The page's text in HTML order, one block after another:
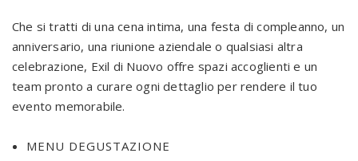
Che si tratti di una cena intima, una festa di compleanno, un
anniversario, una riunione aziendale o qualsiasi altra
celebrazione, Exil di Nuovo offre spazi accoglienti e un
team pronto a curare ogni dettaglio per rendere il tuo
evento memorabile.
MENU DEGUSTAZIONE